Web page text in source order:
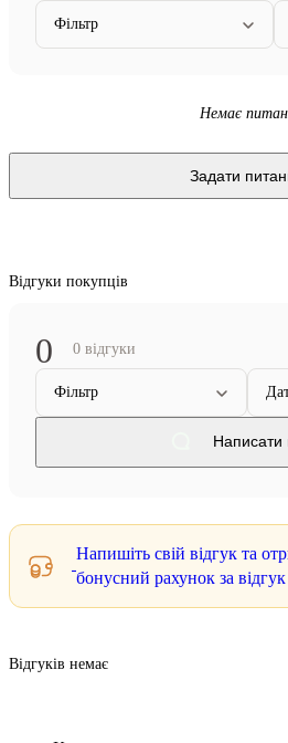
Фільтр
Немає
Задати
Відгуки покупців
0 0 відгуки
Фільтр
Написати
Напишіть свій відгук та
бонусний рахунок за
Відгуків немає